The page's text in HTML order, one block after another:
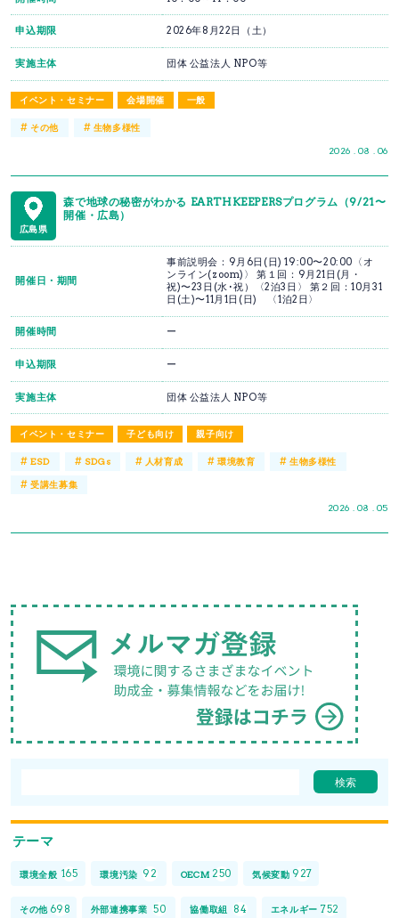
イベント・セミナー 会場開催 一般
2026 . 08 . 06
申込期限 2026年8月22日（土）
実施主体 団体 公益法人 NPO等
#その他 # 生物多様性
広島県
森で地球の秘密がわかる EARTHKEEPERSプログラム（9/21〜
開催・広島）
イベント・セミナー 子ども向け 親子向け
2026 . 08 . 05
開催日・期間
事前説明会：9月6日(日) 19:00〜20:00〈オ
ンライン(zoom)〉 第１回：9月21日(月・
祝)〜23日(水･祝）〈2泊3日〉 第２回：10月31
日(土)〜11月1日(日) 〈1泊2日〉
開催時間 ー
申込期限 ー
実施主体 団体 公益法人 NPO等
#ESD # SDGs # 人材育成 # 環境教育 #生物多様性
#受講生募集
テーマ
環境全般 165 環境汚染 92 OECM 250 気候変動 927
その他 698 外部連携事業 50 協働取組 84 エネルギー 752